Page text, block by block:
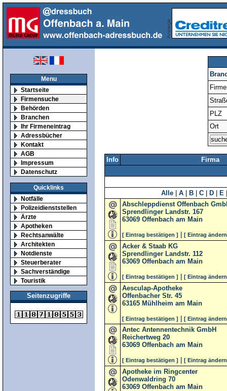
Menu
Startseite
Firmensuche
Behörden
Branchen
Ihr Firmeneintrag
Adressbücher
Kontakt
AGB
Impressum
Datenschutz
Quicklinks
Notfälle
Polizeidienststellen
Ärzte
Apotheken
Rechtsanwälte
Architekten
Notdienste
Steuerberater
Sachverständige
Touristik
Seitenzugriffe
PLZ
Ort
Info Firma
Alle A B C D E
Abschleppdienst Offenbach
Sprendlinger Landstr. 167
63069 Offenbach am Main
[ Eintrag bestätigen ] [ Eintrag
Acker & Staab KG
Sprendlinger Landstr. 112
63069 Offenbach am Main
[ Eintrag bestätigen ] [ Eintrag
Aesculap-Apotheke
Offenbacher Str. 45
63165 Mühlheim am Main
[ Eintrag bestätigen ] [ Eintrag
Antec Antennentechnik GmbH
Reichertweg 20
63069 Offenbach am Main
[ Eintrag bestätigen ] [ Eintrag
Apotheke im Ringcenter
Odenwaldring 70
63069 Offenbach am Main